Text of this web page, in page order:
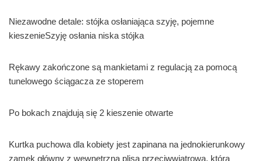
Niezawodne detale: stójka osłaniająca szyję, pojemne
kieszenieSzyję osłania niska stójka
Rękawy zakończone są mankietami z regulacją za pomocą
tunelowego ściągacza ze stoperem
Po bokach znajdują się 2 kieszenie otwarte
Kurtka puchowa dla kobiety jest zapinana na jednokierunkowy
zamek główny z wewnętrzną plisą przeciwwiatrową, która